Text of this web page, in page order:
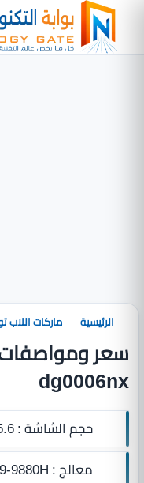
الرئيسية ماركات اللاب
dg0006nx
حجم الشاشة :15.6
معالج :9880H .